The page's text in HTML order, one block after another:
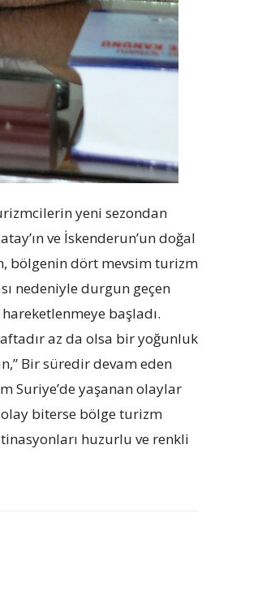
yeni sezondan
ve İskenderun’un doğal
bölgenin dört mevsim turizm
nedeniyle durgun geçen
başladı.
az da olsa bir yoğunluk
Bir süredir devam eden
Suriye’de yaşanan olaylar
biterse bölge turizm
huzurlu ve renkli